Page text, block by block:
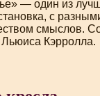
— один из
с
смыслов.
Льюиса Кэрролла.